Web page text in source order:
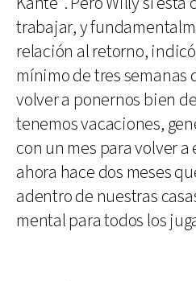
trabajar, y
relación al retorno,
mínimo de tres semanas
volver a ponernos bien
tenemos vacaciones,
con un mes para volver a
ahora hace dos meses
adentro de nuestras
mental para todos los